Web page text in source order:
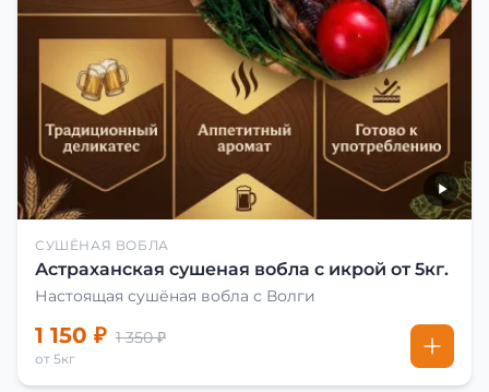
СУШЁНАЯ ВОБЛА
Астраханская сушеная вобла с икрой от 5кг.
Настоящая сушёная вобла с Волги
1 150 ₽ 1 350 ₽
от 5кг